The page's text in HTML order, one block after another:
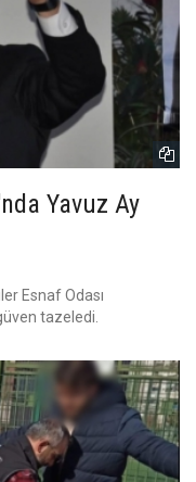
Yavuz Ay
Esnaf Odası
tazeledi.